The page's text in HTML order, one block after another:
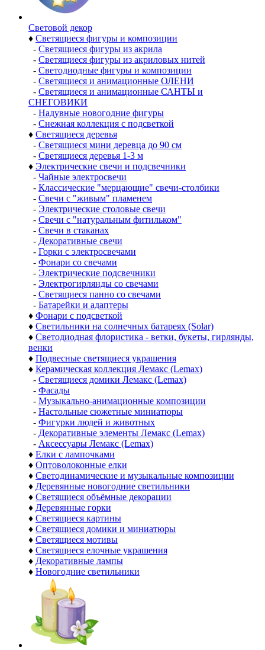
Световой декор
♦ Светящиеся фигуры и композиции
- Светящиеся фигуры из акрила
- Светящиеся фигуры из акриловых нитей
- Светодиодные фигуры и композиции
- Светящиеся и анимационные ОЛЕНИ
- Светящиеся и анимационные САНТЫ и
СНЕГОВИКИ
- Надувные новогодние фигуры
- Снежная коллекция с подсветкой
♦ Светящиеся деревья
- Светящиеся мини деревца до 90 см
- Светящиеся деревья 1-3 м
♦ Электрические свечи и подсвечники
- Чайные электросвечи
- Классические "мерцающие" свечи-столбики
- Свечи с "живым" пламенем
- Электрические столовые свечи
- Свечи с "натуральным фитильком"
- Свечи в стаканах
- Декоративные свечи
- Горки с электросвечами
- Фонари со свечами
- Электрические подсвечники
- Электрогирлянды со свечами
- Светящиеся панно со свечами
- Батарейки и адаптеры
♦ Фонари с подсветкой
♦ Светильники на солнечных батареях (Solar)
♦ Светодиодная флористика - ветки, букеты, гирлянды,
венки
♦ Подвесные светящиеся украшения
♦ Керамическая коллекция Лемакс (Lemax)
- Светящиеся домики Лемакс (Lemax)
- Фасады
- Музыкально-анимационные композиции
- Настольные сюжетные миниатюры
- Фигурки людей и животных
- Декоративные элементы Лемакс (Lemax)
- Аксессуары Лемакс (Lemax)
♦ Елки с лампочками
♦ Оптоволоконные елки
♦ Светодинамические и музыкальные композиции
♦ Деревянные новогодние светильники
♦ Светящиеся объёмные декорации
♦ Деревянные горки
♦ Светящиеся картины
♦ Светящиеся домики и миниатюры
♦ Светящиеся мотивы
♦ Светящиеся елочные украшения
♦ Декоративные лампы
♦ Новогодние светильники